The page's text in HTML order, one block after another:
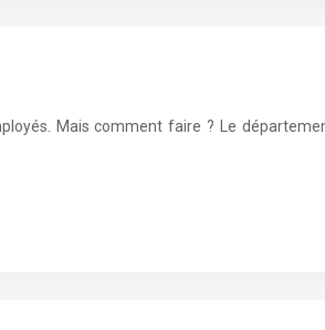
Mais comment faire ? Le